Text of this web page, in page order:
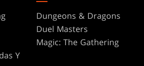
Y
Dungeons & Dragons
Duel Masters
Magic: The Gathering